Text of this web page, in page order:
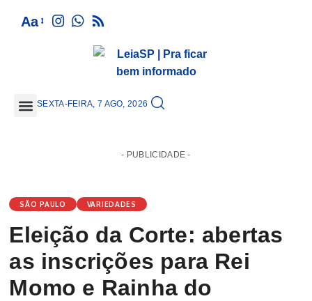
Aa
SEXTA-FEIRA, 7 AGO, 2026
- PUBLICIDADE -
SÃO PAULO VARIEDADES
Eleição da Corte: abertas
as inscrições para Rei
Momo e Rainha do